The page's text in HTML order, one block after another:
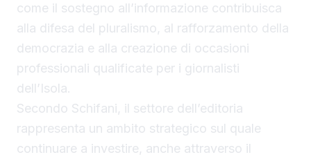
come il sostegno all’informazione contribuisca
alla difesa del pluralismo, al rafforzamento della
democrazia e alla creazione di occasioni
professionali qualificate per i giornalisti
dell’Isola.
Secondo Schifani, il settore dell’editoria
rappresenta un ambito strategico sul quale
continuare a investire, anche attraverso il